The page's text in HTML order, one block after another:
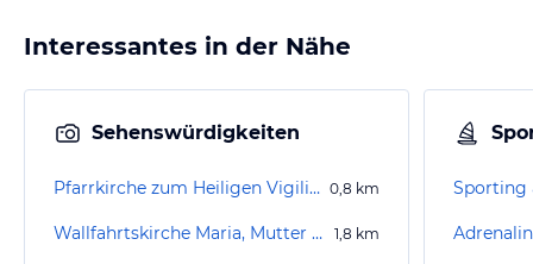
Interessantes in der Nähe
Sehenswürdigkeiten
Pfarrkirche zum Heiligen Vigilius 0,8 km
Wallfahrtskirche Maria, Mutter vom Guten Rat 1,8 km
Sporting